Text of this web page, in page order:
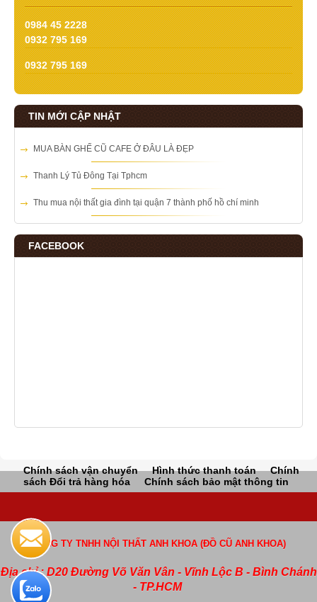
0984 45 2228
0932 795 169
0932 795 169
TIN MỚI CẬP NHẬT
MUA BÀN GHẾ CŨ CAFE Ở ĐÂU LÀ ĐẸP
Thanh Lý Tủ Đông Tại Tphcm
Thu mua nội thất gia đình tại quận 7 thành phố hồ chí minh
FACEBOOK
Chính sách vận chuyển Hình thức thanh toán
Chính
sách Đổi trả hàng hóa
Chính sách bảo mật thông tin
CÔNG TY TNHH NỘI THẤT ANH KHOA (ĐỒ CŨ ANH KHOA)
Địa chỉ : D20 Đường Võ Văn Vân - Vĩnh Lộc B - Bình Chánh
- TP.HCM